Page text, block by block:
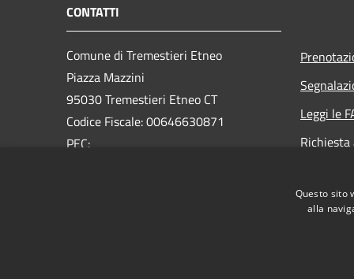
CONTATTI
Comune di Tremestieri Etneo
Piazza Mazzini
95030 Tremestieri Etneo CT
Codice Fiscale: 00646630871
PEC:
Leggi le
Questo sito
alla